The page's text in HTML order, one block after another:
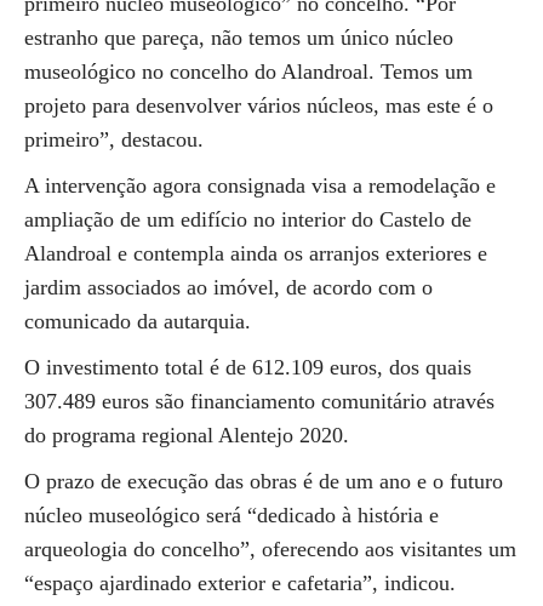
estranho que pareça, não temos um único núcleo
museológico no concelho do Alandroal. Temos um
projeto para desenvolver vários núcleos, mas este é o
primeiro”, destacou.
A intervenção agora consignada visa a remodelação e
ampliação de um edifício no interior do Castelo de
Alandroal e contempla ainda os arranjos exteriores e
jardim associados ao imóvel, de acordo com o
comunicado da autarquia.
O investimento total é de 612.109 euros, dos quais
307.489 euros são financiamento comunitário através
do programa regional Alentejo 2020.
O prazo de execução das obras é de um ano e o futuro
núcleo museológico será “dedicado à história e
arqueologia do concelho”, oferecendo aos visitantes um
“espaço ajardinado exterior e cafetaria”, indicou.